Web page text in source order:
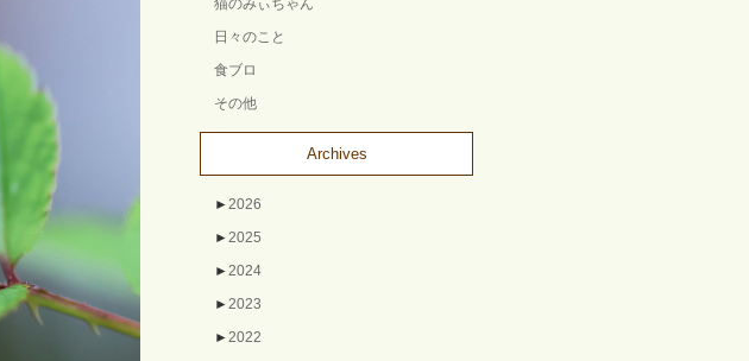
猫のみぃちゃん
日々のこと
食ブロ
その他
Archives
►2026
►2025
►2024
►2023
►2022